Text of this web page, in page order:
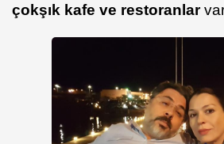
çokşık kafe ve restoranlar